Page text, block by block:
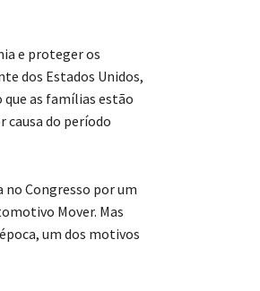
e proteger os
dos Estados Unidos,
as famílias estão
causa do período
Congresso por um
Mover. Mas
um dos motivos